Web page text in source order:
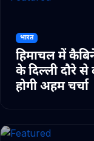
भारत
हिमाचल में
के दिल्ली दौरे
होगी अहम चर्चा